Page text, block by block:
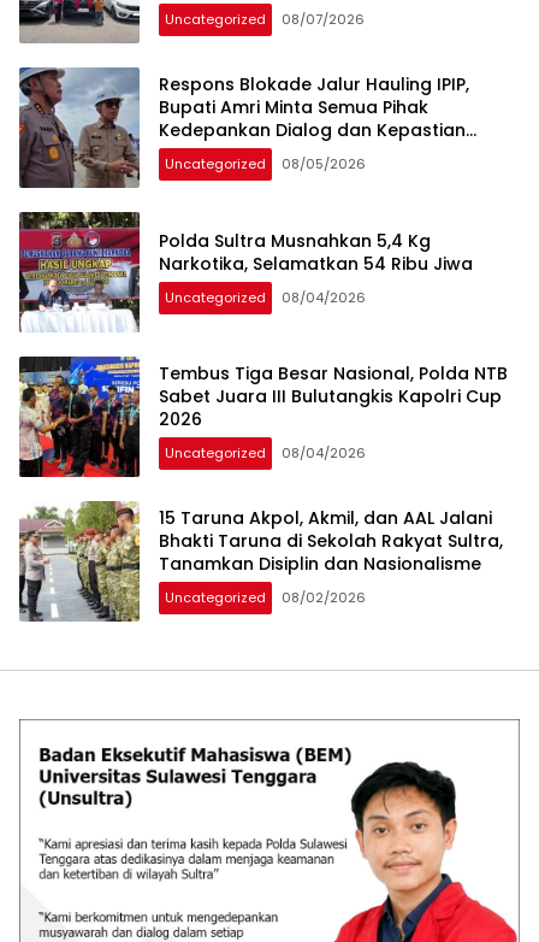
Uncategorized 08/07/2026
Respons Blokade Jalur Hauling IPIP,
Bupati Amri Minta Semua Pihak
Kedepankan Dialog dan Kepastian
Hukum
Uncategorized 08/05/2026
Polda Sultra Musnahkan 5,4 Kg
Narkotika, Selamatkan 54 Ribu Jiwa
Uncategorized 08/04/2026
Tembus Tiga Besar Nasional, Polda NTB
Sabet Juara III Bulutangkis Kapolri Cup
2026
Uncategorized 08/04/2026
15 Taruna Akpol, Akmil, dan AAL Jalani
Bhakti Taruna di Sekolah Rakyat Sultra,
Tanamkan Disiplin dan Nasionalisme
Uncategorized 08/02/2026